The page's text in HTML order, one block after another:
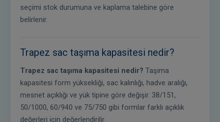
seçimi stok durumuna ve kaplama talebine göre
belirlenir.
Trapez sac taşıma kapasitesi nedir?
Trapez sac taşıma kapasitesi nedir? Taşıma
kapasitesi form yüksekliği, sac kalınlığı, hadve aralığı,
mesnet açıklığı ve yük tipine göre değişir. 38/151,
50/1000, 60/940 ve 75/750 gibi formlar farklı açıklık
değerleri için değerlendirilir.